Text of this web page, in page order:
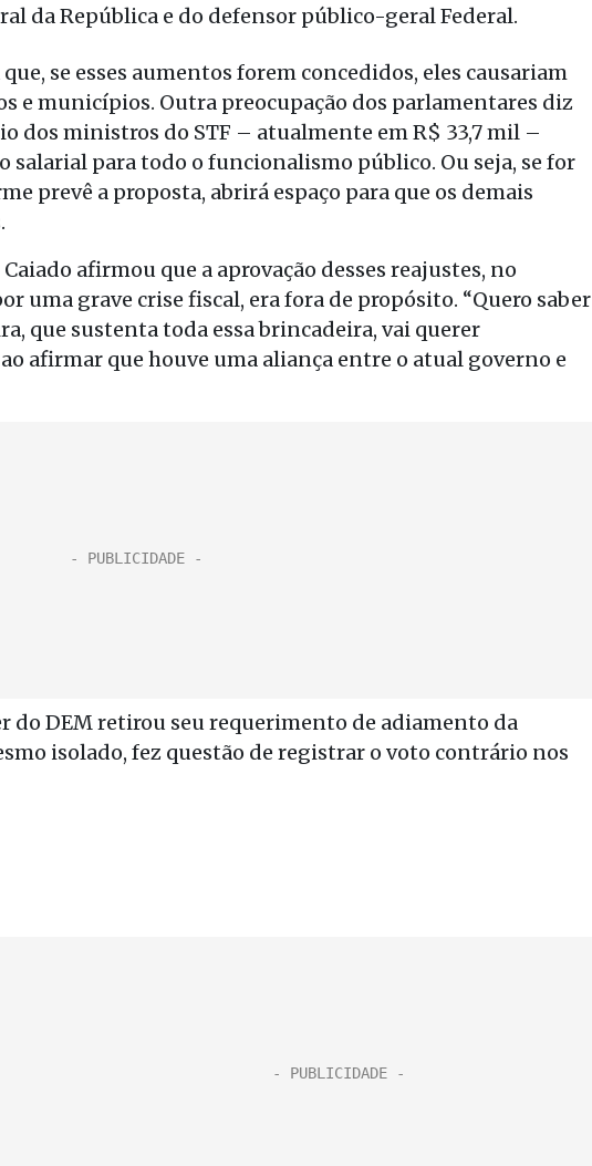
da República e do defensor público-geral Federal.
se esses aumentos forem concedidos, eles causariam
e municípios. Outra preocupação dos parlamentares diz
dos ministros do STF – atualmente em R$ 33,7 mil –
salarial para todo o funcionalismo público. Ou seja, se for
prevê a proposta, abrirá espaço para que os demais
afirmou que a aprovação desses reajustes, no
uma grave crise fiscal, era fora de propósito. “Quero saber
que sustenta toda essa brincadeira, vai querer
afirmar que houve uma aliança entre o atual governo e
do DEM retirou seu requerimento de adiamento da
isolado, fez questão de registrar o voto contrário nos